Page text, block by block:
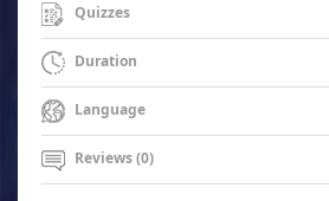
Quizzes
Duration
Language
Reviews (0)